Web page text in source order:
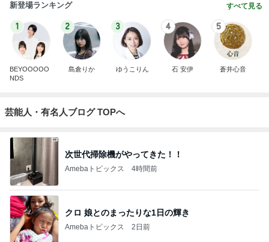
新登場ランキング すべて見る
1
BEYOOOOO
NDS
2
島倉りか
3
ゆうこりん
4
石 安伊
5
蒼井心音
芸能人・有名人ブログ TOPへ
次世代掃除機がやってきた！！
Amebaトピックス 4時間前
クロ 娘とのまったりな1日の輝き
Amebaトピックス 2日前